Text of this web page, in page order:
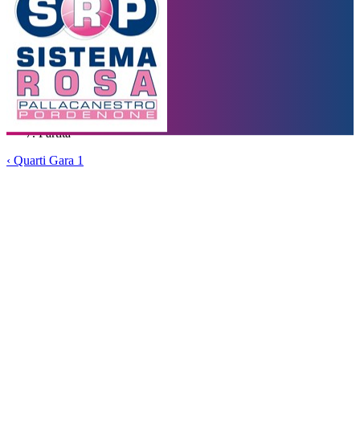
CalendarioRisultati e Classifica
ClassificheTabellone
Home
Coppa Italiana U14
/
Quarti Gara 1
/
Partita
‹ Quarti Gara 1